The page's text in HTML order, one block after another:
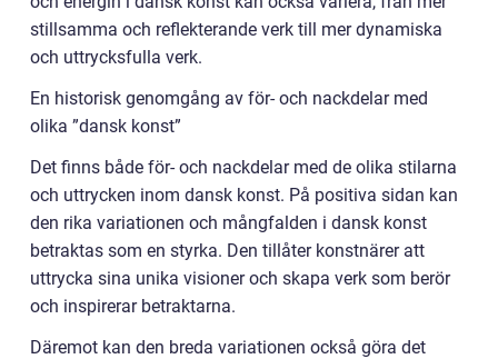
stillsamma och reflekterande verk till mer dynamiska
och uttrycksfulla verk.
En historisk genomgång av för- och nackdelar med
olika ”dansk konst”
Det finns både för- och nackdelar med de olika stilarna
och uttrycken inom dansk konst. På positiva sidan kan
den rika variationen och mångfalden i dansk konst
betraktas som en styrka. Den tillåter konstnärer att
uttrycka sina unika visioner och skapa verk som berör
och inspirerar betraktarna.
Däremot kan den breda variationen också göra det